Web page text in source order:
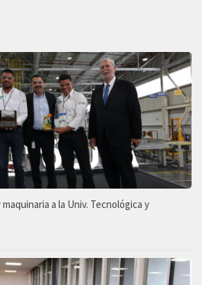
a la Univ. Tecnológica y